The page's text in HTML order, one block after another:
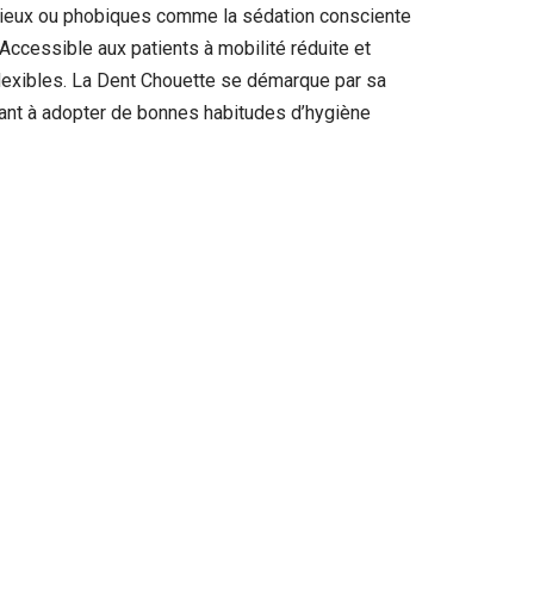
ou phobiques comme la sédation consciente
aux patients à mobilité réduite et
La Dent Chouette se démarque par sa
à adopter de bonnes habitudes d’hygiène